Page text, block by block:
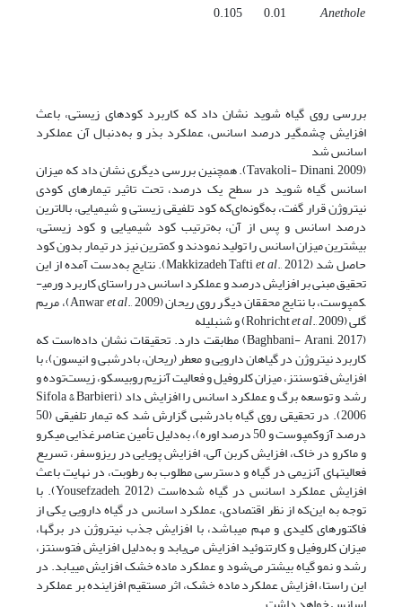
Anethole
0.01
0.105
بررسی روی گیاه شوید نشان داد که کاربرد کودهای زیستی، باعث
افزایش چشمگیر درصد اسانس، عملکرد بذر و به‌دنبال آن عملکرد
اسانس شد
(Tavakoli- Dinani, 2009). همچنین بررسی دیگری نشان داد که میزان
اسانس گیاه شوید در سطح یک درصد، تحت تاثیر تیمارهای کودی
نیتروژن قرار گفت، به‌گونه‌ای‌که کود تلفیقی زیستی و شیمیایی، بالاترین
درصد اسانس و پس از آن، به‌ترتیب کود شیمیایی و کود زیستی،
بیشترین میزان اسانس را تولید نمودند و کمترین نیز در تیمار بدون کود
حاصل شد (Makkizadeh Tafti et al ., 2012). نتایج به‌دست آمده از این
تحقیق مبنی بر افزایش درصد و عملکرد اسانس در راستای کاربرد ورمی­
کمپوست، با نتایج محققان دیگر روی ریحان (Anwar et al ., 2009)، مریم
گلی (Rohricht et al., 2009) و شنبلیله
(Baghbani- Arani, 2017) مطابقت دارد. تحقیقات نشان داده‌است که
کاربرد نیتروژن در گیاهان دارویی و معطر (ریحان، بادرشبی و انیسون)، با
افزایش فتوسنتز، میزان کلروفیل و فعالیت آنزیم روبیسکو، زیست‌توده و
رشد و توسعه برگ و عملکرد اسانس را افزایش داد (Sifola & Barbieri,
2006). در تحقیقی روی گیاه بادرشبی گزارش شد که تیمار تلفیقی (50
درصد آزوکمپوست و 50 درصد اوره)، به‌دلیل تأمین عناصرغذایی میکرو
و ماکرو در خاک، افزایش کربن آلی، افزایش پویایی در ریزوسفر، تسریع
فعالیت­های آنزیمی در گیاه و دسترسی مطلوب به رطوبت، در نهایت باعث
افزایش عملکرد اسانس در گیاه شده‌است (Yousefzadeh, 2012). با
توجه به این‌که از نظر اقتصادی، عملکرد اسانس در گیاه دارویی یکی از
فاکتور­های کلیدی و مهم می­باشد، با افزایش جذب نیتروژن در برگ­ها،
میزان کلروفیل و کارتنوئید افزایش می‌یابد و به‌دلیل افزایش فتوسنتز،
رشد و نمو گیاه بیشتر می‌شود و عملکرد ماده­ خشک افزایش می­یابد. در
این راستا، افزایش عملکرد ماده­ خشک، اثر مستقیم افزاینده بر عملکرد